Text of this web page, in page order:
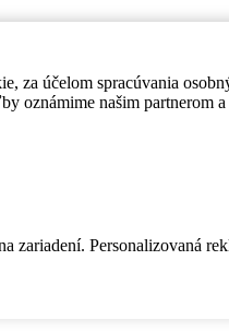
za účelom spracúvania
oznámime našim partnerom
Personalizovaná